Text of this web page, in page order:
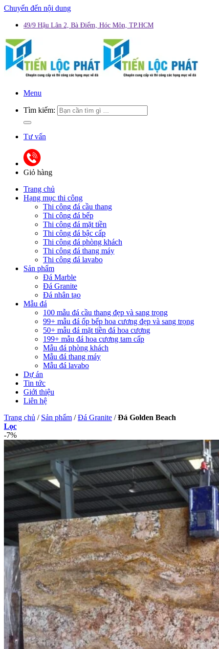
Chuyển đến nội dung
49/9 Hậu Lân 2, Bà Điểm, Hóc Môn, TP.HCM
Menu
Tìm kiếm:
Tư vấn
Giỏ hàng
Trang chủ
Hạng mục thi công
Thi công đá cầu thang
Thi công đá bếp
Thi công đá mặt tiền
Thi công đá bậc cấp
Thi công đá phòng khách
Thi công đá thang máy
Thi công đá lavabo
Sản phẩm
Đá Marble
Đá Granite
Đá nhân tạo
Mẫu đá
100 mẫu đá cầu thang đẹp và sang trọng
99+ mẫu đá ốp bếp hoa cương đẹp và sang trọng
50+ mẫu đá mặt tiền đá hoa cương
199+ mẫu đá hoa cương tam cấp
Mẫu đá phòng khách
Mẫu đá thang máy
Mẫu đá lavabo
Dự án
Tin tức
Giới thiệu
Liên hệ
Trang chủ / Sản phẩm /Đá Granite /Đá Golden Beach
Lọc
-7%